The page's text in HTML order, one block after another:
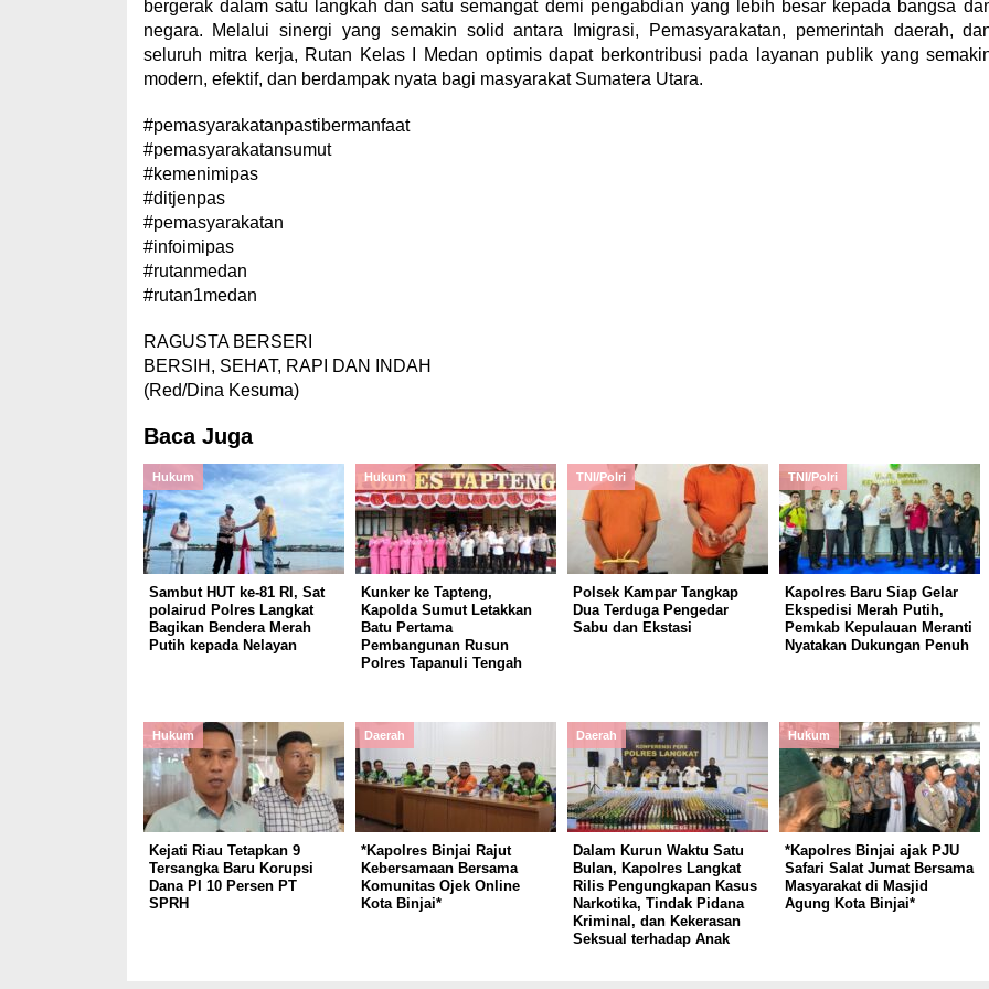
bergerak dalam satu langkah dan satu semangat demi pengabdian yang lebih besar kepada bangsa
negara. Melalui sinergi yang semakin solid antara Imigrasi, Pemasyarakatan, pemerintah daerah,
seluruh mitra kerja, Rutan Kelas I Medan optimis dapat berkontribusi pada layanan publik yang
modern, efektif, dan berdampak nyata bagi masyarakat Sumatera Utara.
#pemasyarakatanpastibermanfaat
#pemasyarakatansumut
#kemenimipas
#ditjenpas
#pemasyarakatan
#infoimipas
#rutanmedan
#rutan1medan
RAGUSTA BERSERI
BERSIH, SEHAT, RAPI DAN INDAH
(Red/Dina Kesuma)
Baca Juga
Hukum
Sambut HUT ke-81 RI, Sat
polairud Polres Langkat
Bagikan Bendera Merah
Putih kepada Nelayan
Hukum
Kunker ke Tapteng,
Kapolda Sumut Letakkan
Batu Pertama
Pembangunan Rusun
Polres Tapanuli Tengah
TNI/Polri
Polsek Kampar Tangkap
Dua Terduga Pengedar
Sabu dan Ekstasi
TNI/Polri
Kapolres Baru Siap Gelar
Ekspedisi Merah Putih,
Pemkab Kepulauan Meranti
Nyatakan Dukungan Penuh
Hukum
Kejati Riau Tetapkan 9
Tersangka Baru Korupsi
Dana PI 10 Persen PT
SPRH
Daerah
*Kapolres Binjai Rajut
Kebersamaan Bersama
Komunitas Ojek Online
Kota Binjai*
Daerah
Dalam Kurun Waktu Satu
Bulan, Kapolres Langkat
Rilis Pengungkapan Kasus
Narkotika, Tindak Pidana
Kriminal, dan Kekerasan
Seksual terhadap Anak
Hukum
*Kapolres Binjai ajak PJU
Safari Salat Jumat Bersama
Masyarakat di Masjid
Agung Kota Binjai*